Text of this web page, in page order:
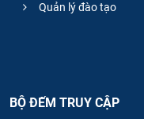
Quản lý đào tạo
BỘ ĐẾM TRUY CẬP